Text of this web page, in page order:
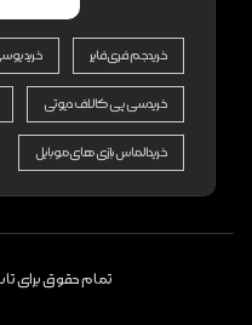
خرید جم فری فایر خرید
خرید سی پی کالاف دیوتی
خرید الماس بازی های موبایل
تمام حقوق